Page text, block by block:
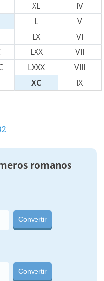
XL
IV
L
V
LX
VI
LXX
VII
LXXX
VIII
XC IX
romanos
Convertir
Convertir